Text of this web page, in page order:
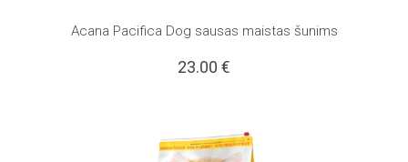
Acana Pacifica Dog sausas maistas šunims
23.00 €